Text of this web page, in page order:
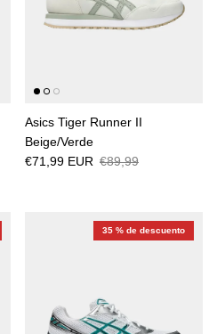
Asics Tiger Runner II
Beige/Verde
€71,99 EUR €89,99
35 % de descuento